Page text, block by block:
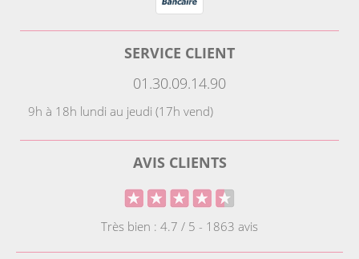
SERVICE CLIENT
01.30.09.14.90
9h à 18h lundi au jeudi (17h vend)
AVIS CLIENTS
Très bien : 4.7 / 5 - 1863 avis